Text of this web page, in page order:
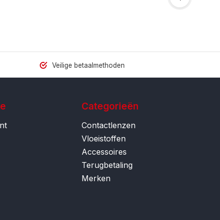
Veilige betaalmethoden
Categorieën
Contactlenzen
Vloeistoffen
Accessoires
Terugbetaling
Merken